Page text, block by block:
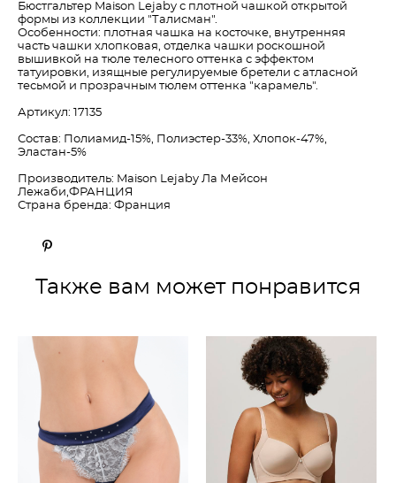
Бюстгальтер Maison Lejaby с плотной чашкой открытой
формы из коллекции "Талисман".
Особенности: плотная чашка на косточке, внутренняя
часть чашки хлопковая, отделка чашки роскошной
вышивкой на тюле телесного оттенка с эффектом
татуировки, изящные регулируемые бретели с атласной
тесьмой и прозрачным тюлем оттенка "карамель".
Артикул: 17135
Состав: Полиамид-15%, Полиэстер-33%, Хлопок-47%,
Эластан-5%
Производитель: Maison Lejaby Ла Мейсон
Лежаби,ФРАНЦИЯ
Страна бренда: Франция
Также вам может понравится